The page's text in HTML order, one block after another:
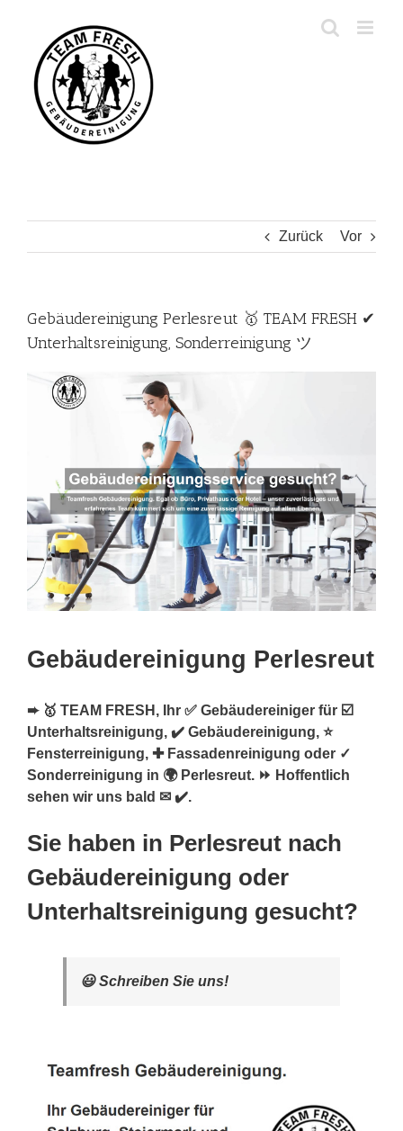
springen
Zurück Vor
Gebäudereinigung Perlesreut 🥇 TEAM FRESH ✔
Unterhaltsreinigung, Sonderreinigung ツ
Gebäudereinigung Perlesreut
➨ 🥇 TEAM FRESH, Ihr ✅ Gebäudereiniger für ☑️
Unterhaltsreinigung, ✔️ Gebäudereinigung, ⭐
Fensterreinigung, ✚ Fassadenreinigung oder ✓
Sonderreinigung in 🌍 Perlesreut. ⏩ Hoffentlich
sehen wir uns bald ✉ ✔️.
Sie haben in Perlesreut nach
Gebäudereinigung oder
Unterhaltsreinigung gesucht?
😃 Schreiben Sie uns!